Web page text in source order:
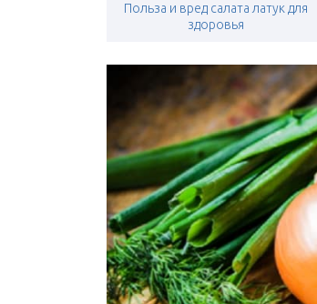
Польза и вред салата латук для
здоровья